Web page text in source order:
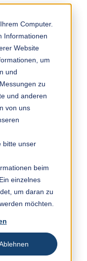
Computer.
Informationen
Website
um
und
zu
und anderen
von uns
bitte unser
beim
einzelnes
um daran zu
möchten.